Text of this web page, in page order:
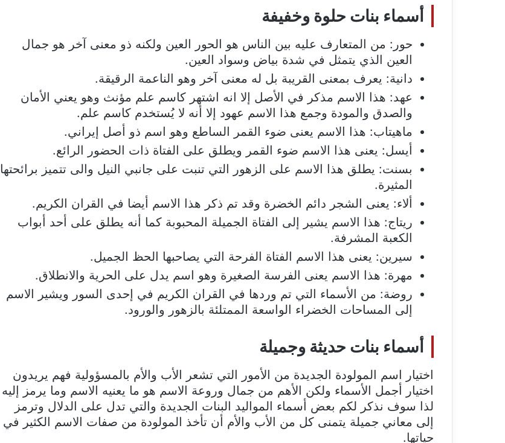
أسماء بنات حلوة وخفيفة
حور: من المتعارف عليه بين الناس هو الحور العين ولكنه ذو معنى آخر هو جمال
العين الذي يتمثل في شدة بياض وسواد العين.
دانية: يعرف بمعنى القريبة بل له معنى آخر وهو الناعمة الرقيقة.
عهد: هذا الاسم مذكر في الأصل إلا انه اشتهر كاسم علم مؤنث وهو يعني الأمان
والصدق والمودة وجمع هذا الاسم عهود إلا أنه لا يُستخدم كاسم علم.
ماهيتاب: هذا الاسم يعنى ضوء القمر الساطع وهو اسم ذو أصل إيراني.
أيسل: يعنى هذا الاسم ضوء القمر ويطلق على الفتاة ذات الحضور الرائع.
بسنت: يطلق هذا الاسم على الزهور التي تنبت على جانبي النيل والى تتميز برائحتها
المثيرة.
ألاء: يعنى الشجر دائم الخضرة وقد تم ذكر هذا الاسم أيضا في القران الكريم.
ريتاج: هذا الاسم يشير إلى الفتاة الجميلة المحبوبة كما أنه يطلق على أحد أبواب
الكعبة المشرفة.
سيرين: يعنى هذا الاسم الفتاة الفرحة التي يصاحبها الحظ الجميل.
مهرة: هذا الاسم يعنى الفرسة الصغيرة وهو اسم يدل على الحرية والانطلاق.
روضة: من الأسماء التي تم وردها في القران الكريم في إحدى السور ويشير الاسم
إلى المساحات الخضراء الواسعة الممتلئة بالزهور والورود.
أسماء بنات حديثة وجميلة
اختيار اسم المولودة الجديدة من الأمور التي تشعر الأب والأم بالمسؤولية فهم يريدون
اختيار أجمل الأسماء ولكن الأهم من جمال وروعة الاسم هو ما يعنيه الاسم وما يرمز إليه
لذا سوف نذكر لكم بعض أسماء المواليد البنات الجديدة والتي تدل على الدلال وترمز
إلى معاني جميلة يتمنى كل من الأب والأم أن تأخذ المولودة من صفات الاسم الكثير في
حياتها.